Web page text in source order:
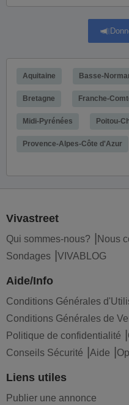
Aquitaine Basse-
Bretagne Franche-
Midi-Pyrénées Poitou-
Provence-Alpes-Côte d'Azur
Vivastreet
Qui sommes-nous? Nous
Sondages
VIVABLOG
Aide/Info
Conditions Générales
Conditions Générales de
Politique de confidentialité
Conseils Sécurité
Aide
Liens utiles
Publier une annonce